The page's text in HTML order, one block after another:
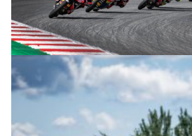
© R. Lekl